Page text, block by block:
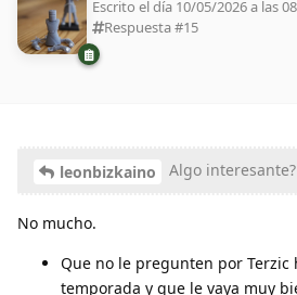
Escrito el día 10/05/2026 a las
Respuesta #15
leonbizkaino Algo interesante?
No mucho.
Que no le pregunten por Terzic
temporada y que le vaya muy